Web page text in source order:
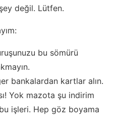
değil. Lütfen.
bu sömürü
bankalardan kartlar alın.
Yok mazota şu indirim
işleri. Hep göz boyama